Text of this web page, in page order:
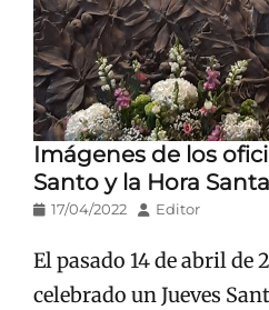
Imágenes de los
Santo y la Hora Santa
Publicado
17/04/2022 AutorEditor
El pasado 14 de abril de
celebrado un Jueves